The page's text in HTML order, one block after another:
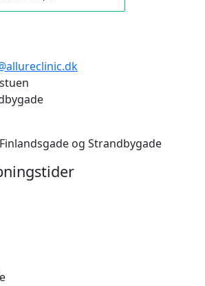
og Strandbygade